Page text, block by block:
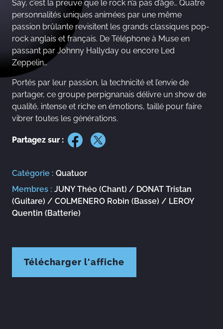
Say, c’est la preuve que le rock n’a pas d’âge… Quatre
personnalités uniques animées par une même
passion brûlante revisitent les grands classiques pop-
rock anglais et français. De Téléphone à Muse en
passant par Johnny Hallyday ou encore Led
Zeppelin…
Portés par leur passion, la technicité et l’envie de
partager, ce groupe perpignanais délivre un show de
qualité, intense et riche en émotions, taillé pour faire
vibrer toutes les générations.
Partagez sur :
Catégorie : Quatuor
Membres : JUNY Théo (Chant) / DONAT Tristan
(Guitare) / COLMENERO Robin (Basse) / LEROY
Quentin (Batterie)
Télécharger l'affiche